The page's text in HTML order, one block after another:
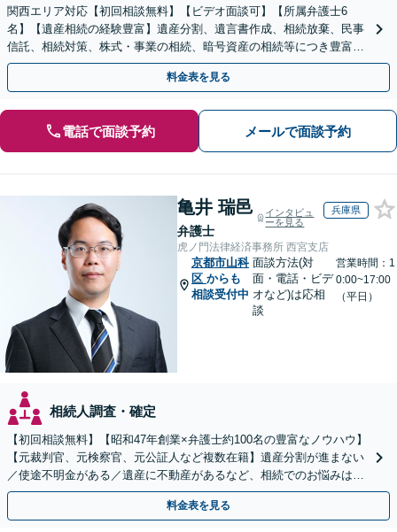
関西エリア対応【初回相談無料】【ビデオ面談可】【所属弁護士6
名】【遺産相続の経験豊富】遺産分割、遺言書作成、相続放棄、民事
信託、相続対策、株式・事業の相続、暗号資産の相続等につき豊富な
対応実績。【バリアフリー】【完全個室対応】
料金表を見る
電話で面談予約 メールで面談予約
亀井 瑞邑
弁護士
インタビュ
ーを見る
兵庫県
虎ノ門法律経済事務所 西宮支店
京都市山科
区 からも
相談受付中
面談方法(対
面・電話・ビデ
オなど)は応相
談
営業時間：1
0:00~17:00
（平日）
相続人調査・確定
【初回相談無料】【昭和47年創業×弁護士約100名の豊富なノウハウ】
【元裁判官、元検察官、元公証人など複数在籍】遺産分割が進まない
／使途不明金がある／遺産に不動産があるなど、相続でのお悩みはご
相談ください【他士業連携で登記・税も対応】
料金表を見る